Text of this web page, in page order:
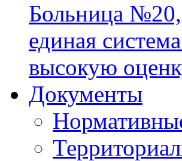
Больница
единая
высокую
Документы